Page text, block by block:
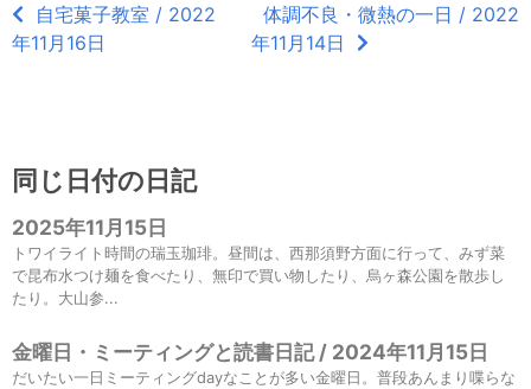
自宅菓子教室 / 2022
年11月16日
体調不良・微熱の一日 / 2022
年11月14日
同じ日付の日記
2025年11月15日
トワイライト時間の瑞玉珈琲。昼間は、西那須野方面に行って、みず菜
で昆布水つけ麺を食べたり、無印で買い物したり、烏ヶ森公園を散歩し
たり。大山参...
金曜日・ミーティングと読書日記 / 2024年11月15日
だいたい一日ミーティングdayなことが多い金曜日。普段あんまり喋らな